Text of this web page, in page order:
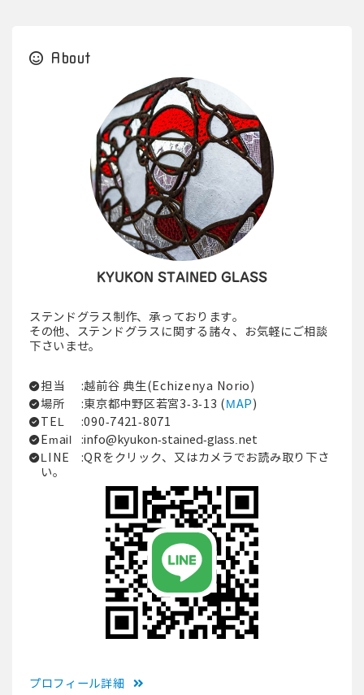
About
KYUKON STAINED GLASS
ステンドグラス制作、承っております。
その他、ステンドグラスに関する諸々、お気軽にご相談
下さいませ。
担当
:越前谷 典生(Echizenya Norio)
場所
:東京都中野区若宮3-3-13 (MAP)
TEL
:090-7421-8071
Email
:info@kyukon-stained-glass.net
LINE
:QRをクリック、又はカメラでお読み取り下さ
い。
プロフィール詳細